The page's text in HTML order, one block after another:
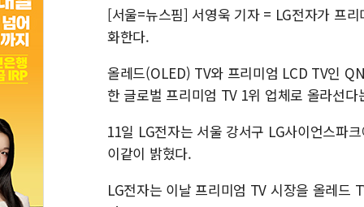
[서울=뉴스핌] 서영욱 기자 = LG전자가 프
화한다.
올레드(OLED) TV와 프리미엄 LCD TV인
한 글로벌 프리미엄 TV 1위 업체로 올라선다
11일 LG전자는 서울 강서구 LG사이언스파
이같이 밝혔다.
LG전자는 이날 프리미엄 TV 시장을 올레드